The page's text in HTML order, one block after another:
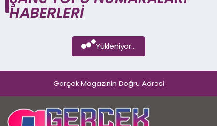
YAŞAM
HABERLERI
Yükleniyor...
Gerçek Magazinin Doğru Adresi